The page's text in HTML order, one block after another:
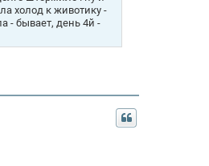
холод к животику -
- бывает, день 4й -